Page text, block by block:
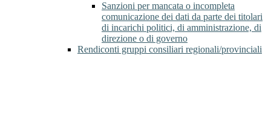
Sanzioni per mancata o incompleta
comunicazione dei dati da parte dei titolari
di incarichi politici, di amministrazione, di
direzione o di governo
Rendiconti gruppi consiliari regionali/provinciali